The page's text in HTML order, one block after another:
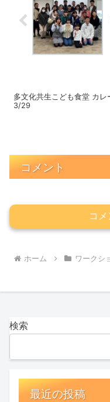
多文化共生こども食堂 カ
3/29
コメント
コ
ホーム ワークシ
検索
最近の投稿